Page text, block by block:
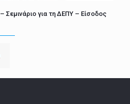
Σεμινάριο για τη ΔΕΠΥ – Είσοδος